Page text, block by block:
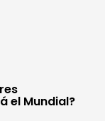
el Mundial?